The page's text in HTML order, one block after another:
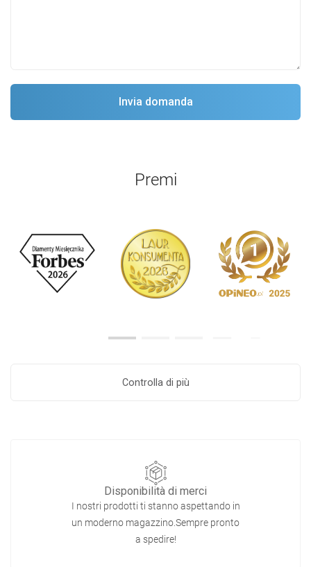
Premi
Controlla di più
Disponibilità di merci
I nostri prodotti ti stanno aspettando in
un moderno magazzino.Sempre pronto
a spedire!